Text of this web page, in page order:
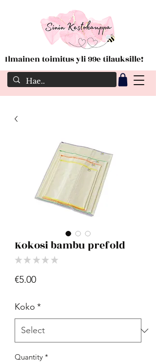
Ilmainen toimitus yli 99e tilauksille!
Kokosi bambu prefold
★ ★ ★ ★ ★
€5.00Price
Koko *
Quantity *